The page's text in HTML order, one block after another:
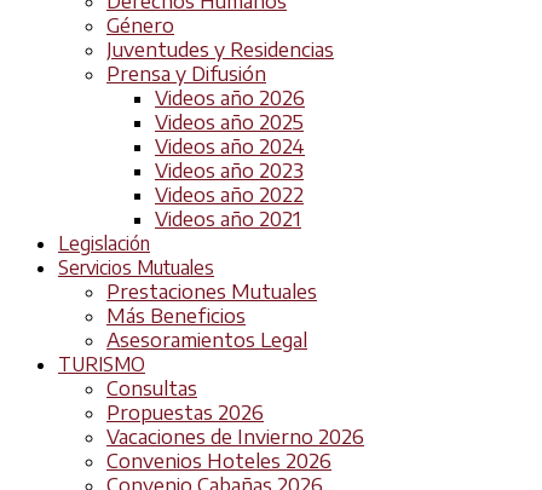
Género
Juventudes y Residencias
Prensa y Difusión
Videos año 2026
Videos año 2025
Videos año 2024
Videos año 2023
Videos año 2022
Videos año 2021
Legislación
Servicios Mutuales
Prestaciones Mutuales
Más Beneficios
Asesoramientos Legal
TURISMO
Consultas
Propuestas 2026
Vacaciones de Invierno 2026
Convenios Hoteles 2026
Convenio Cabañas 2026